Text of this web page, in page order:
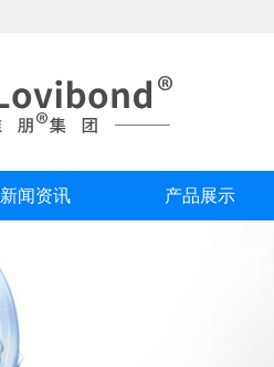
新闻资讯 产品展示